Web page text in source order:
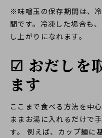
※味噌玉の保存期間は、
間です。冷凍した場合も
し上がりになれます。
☑ おだしを
ます
ここまで食べる方法を中
ままお湯に入れるだけで
す。 例えば、カップ麺に